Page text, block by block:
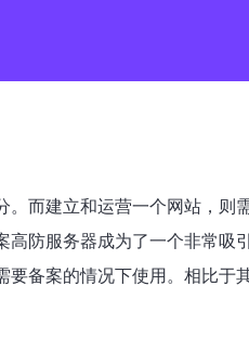
而建立和运营一个网站，
防服务器成为了一个非常吸
备案的情况下使用。相比